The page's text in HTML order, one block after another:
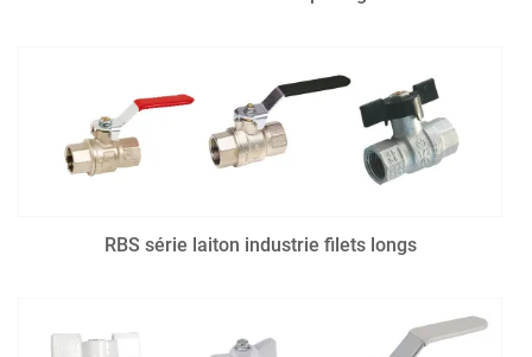
RBS série laiton industrie filets longs